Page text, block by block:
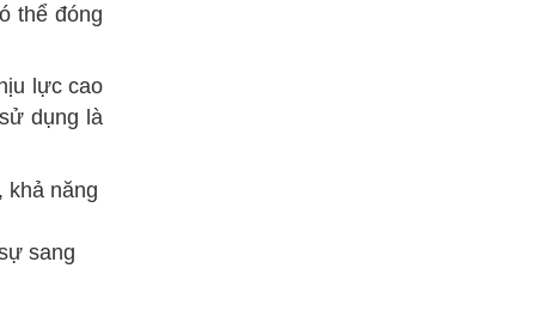
thể đóng
lực cao
dụng là
khả năng
sang